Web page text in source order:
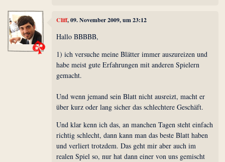
Cliff, 09. November 2009, um 23:12
Hallo BBBBB,
1) ich versuche meine Blätter immer auszureizen und
habe meist gute Erfahrungen mit anderen Spielern
gemacht.
Und wenn jemand sein Blatt nicht ausreizt, macht er
über kurz oder lang sicher das schlechtere Geschäft.
Und klar kenn ich das, an manchen Tagen steht einfach
richtig schlecht, dann kann man das beste Blatt haben
und verliert trotzdem. Das geht mir aber auch im
realen Spiel so, nur hat dann einer von uns gemischt